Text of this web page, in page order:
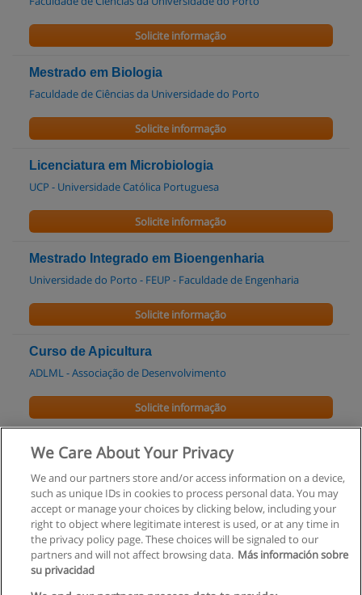
Solicite informação
Mestrado em Biologia
Faculdade de Ciências da Universidade do Porto
Solicite informação
Licenciatura em Microbiologia
UCP - Universidade Católica Portuguesa
Solicite informação
Mestrado Integrado em Bioengenharia
Universidade do Porto - FEUP - Faculdade de Engenharia
Solicite informação
Curso de Apicultura
ADLML - Associação de Desenvolvimento
Solicite informação
Mestrado em Zootecnia
Universidade Lusíada de V.N. de Famalicão
Solicite informação
We Care About Your Privacy
We and our partners store and/or access information on a device,
such as unique IDs in cookies to process personal data. You may
accept or manage your choices by clicking below, including your
right to object where legitimate interest is used, or at any time in
the privacy policy page. These choices will be signaled to our
partners and will not affect browsing data. Más información sobre
su privacidad